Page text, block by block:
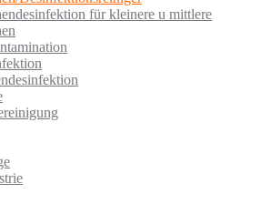
für kleinere u mittlere